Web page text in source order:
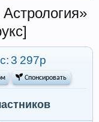
3 297р
 Спонсировать